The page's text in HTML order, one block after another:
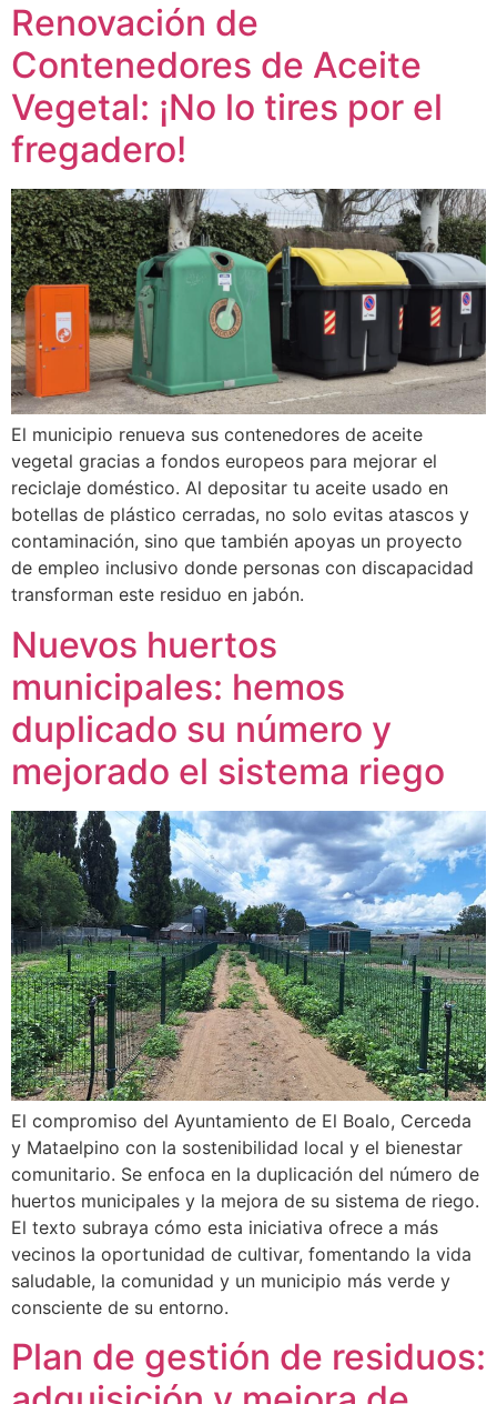
Renovación de
Contenedores de Aceite
Vegetal: ¡No lo tires por el
fregadero!
El municipio renueva sus contenedores de aceite
vegetal gracias a fondos europeos para mejorar el
reciclaje doméstico. Al depositar tu aceite usado en
botellas de plástico cerradas, no solo evitas atascos y
contaminación, sino que también apoyas un proyecto
de empleo inclusivo donde personas con discapacidad
transforman este residuo en jabón.
Nuevos huertos
municipales: hemos
duplicado su número y
mejorado el sistema riego
El compromiso del Ayuntamiento de El Boalo, Cerceda
y Mataelpino con la sostenibilidad local y el bienestar
comunitario. Se enfoca en la duplicación del número de
huertos municipales y la mejora de su sistema de riego.
El texto subraya cómo esta iniciativa ofrece a más
vecinos la oportunidad de cultivar, fomentando la vida
saludable, la comunidad y un municipio más verde y
consciente de su entorno.
Plan de gestión de residuos: